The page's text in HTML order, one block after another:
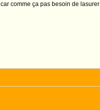
comme ça pas besoin de lasurer